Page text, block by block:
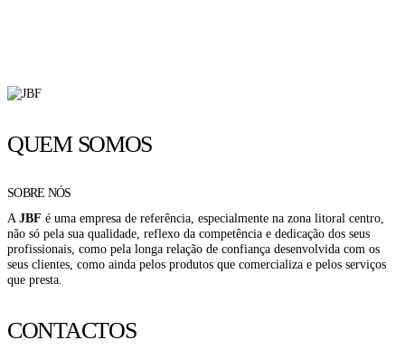
QUEM SOMOS
SOBRE NÓS
A JBF é uma empresa de referência, especialmente na zona litoral centro,
não só pela sua qualidade, reflexo da competência e dedicação dos seus
profissionais, como pela longa relação de confiança desenvolvida com os
seus clientes, como ainda pelos produtos que comercializa e pelos serviços
que presta.
CONTACTOS